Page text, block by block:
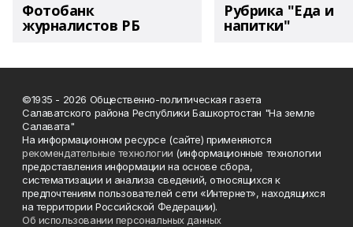
Фотобанк
журналистов РБ
Рубрика "Еда и
напитки"
©1935 - 2026 Общественно-политическая газета
Салаватского района Республики Башкортостан "На земле
Салавата"
На информационном ресурсе (сайте) применяются
рекомендательные технологии (информационные технологии
предоставления информации на основе сбора,
систематизации и анализа сведений, относящихся к
предпочтениям пользователей сети «Интернет», находящихся
на территории Российской Федерации).
Об использовании персональных данных